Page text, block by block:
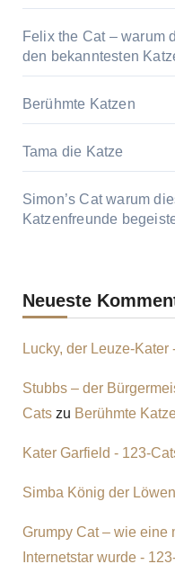
Felix the Cat – warum
den bekanntesten
Berühmte Katzen
Tama die Katze
Simon’s Cat warum
Katzenfreunde
Neueste
Lucky, der Leuze-Kater
Stubbs – der
Catszu Berühmte
Kater Garfield - 123-
Simba König der
Grumpy Cat – wie eine
Internetstar wurde -